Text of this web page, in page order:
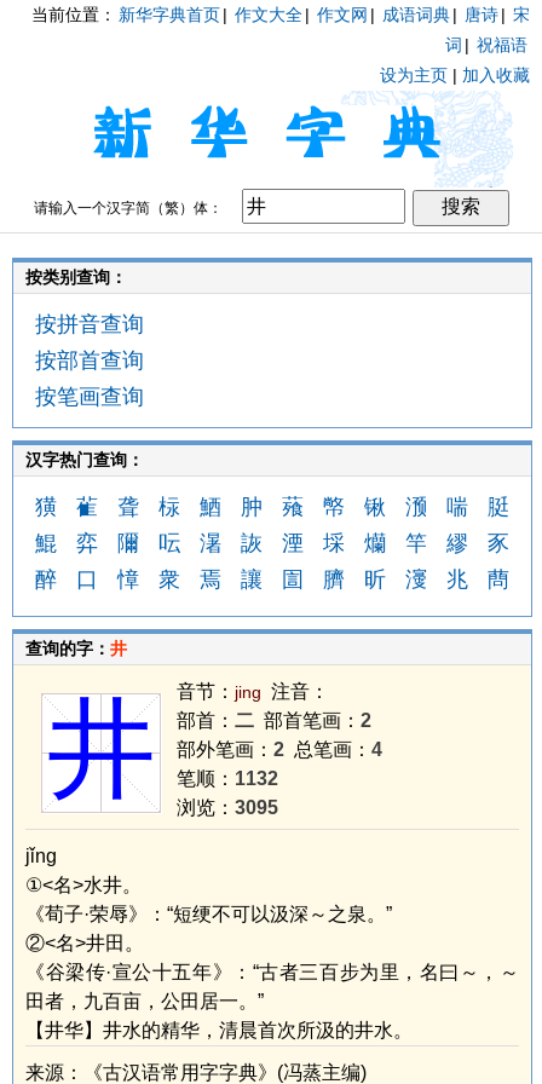
当前位置： 新华字典首页| 作文大全| 作文网 | 成语词典| 唐诗| 宋
词 | 祝福语
设为主页 | 加入收藏
请输入一个汉字简（繁）体：
按类别查询：
按拼音查询
按部首查询
按笔画查询
汉字热门查询：
獚 雈 聋 柡 鯂 肿 薞 幤 锹 滪 喘
脡
鯤
弈 隬 呍 濐 詼 湮 埰 爤 竿 繆
豕
醉
口 慞 衆 焉 讓 圁 臍 昕 濅 兆 蔄
查询的字： 井
井 音节： jing 注音：
部首： 二 部首笔画： 2
部外笔画： 2 总笔画： 4
笔顺： 1132
浏览： 3095
jǐng
①<名>水井。
《荀子·荣辱》：“短绠不可以汲深～之泉。”
②<名>井田。
《谷梁传·宣公十五年》：“古者三百步为里，名曰～，～
田者，九百亩，公田居一。”
【井华】井水的精华，清晨首次所汲的井水。
来源：《古汉语常用字字典》(冯蒸主编)